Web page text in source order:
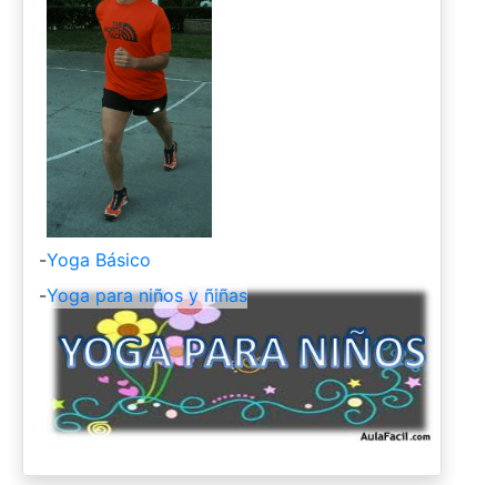
-Yoga Básico
-Yoga para niños y ñiñas